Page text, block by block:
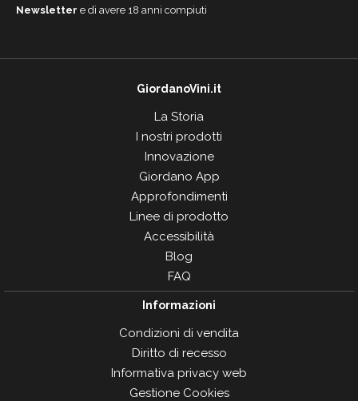
Newsletter e di avere 18 anni compiuti
GiordanoVini.it
La Storia
I nostri prodotti
Innovazione
Giordano App
Approfondimenti
Linee di prodotto
Accessibilità
Blog
FAQ
Informazioni
Condizioni di vendita
Diritto di recesso
Informativa privacy web
Gestione Cookies